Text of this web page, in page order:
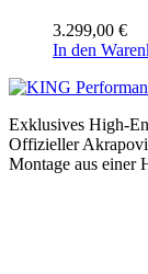
3.299,00 €
In den
Exklusives High-
Offizieller
Montage aus einer